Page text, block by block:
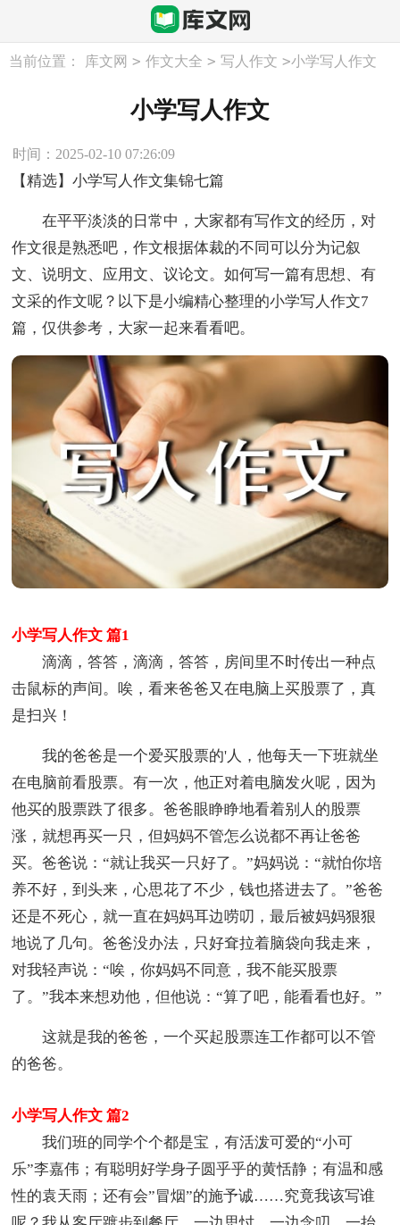
当前位置： 库文网 > 作文大全 > 写人作文 >小学写人作文
小学写人作文
时间：2025-02-10 07:26:09
【精选】小学写人作文集锦七篇
在平平淡淡的日常中，大家都有写作文的经历，对
作文很是熟悉吧，作文根据体裁的不同可以分为记叙
文、说明文、应用文、议论文。如何写一篇有思想、有
文采的作文呢？以下是小编精心整理的小学写人作文7
篇，仅供参考，大家一起来看看吧。
小学写人作文 篇1
滴滴，答答，滴滴，答答，房间里不时传出一种点
击鼠标的声间。唉，看来爸爸又在电脑上买股票了，真
是扫兴！
我的爸爸是一个爱买股票的'人，他每天一下班就坐
在电脑前看股票。有一次，他正对着电脑发火呢，因为
他买的股票跌了很多。爸爸眼睁睁地看着别人的股票
涨，就想再买一只，但妈妈不管怎么说都不再让爸爸
买。爸爸说：“就让我买一只好了。”妈妈说：“就怕你培
养不好，到头来，心思花了不少，钱也搭进去了。”爸爸
还是不死心，就一直在妈妈耳边唠叨，最后被妈妈狠狠
地说了几句。爸爸没办法，只好耷拉着脑袋向我走来，
对我轻声说：“唉，你妈妈不同意，我不能买股票
了。”我本来想劝他，但他说：“算了吧，能看看也好。”
这就是我的爸爸，一个买起股票连工作都可以不管
的爸爸。
小学写人作文 篇2
我们班的同学个个都是宝，有活泼可爱的“小可
乐”李嘉伟；有聪明好学身子圆乎乎的黄恬静；有温和感
性的袁天雨；还有会”冒烟”的施予诚……究竟我该写谁